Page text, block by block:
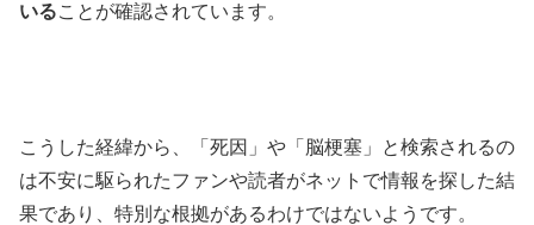
いることが確認されています。
こうした経緯から、「死因」や「脳梗塞」と検索されるの
は不安に駆られたファンや読者がネットで情報を探した結
果であり、特別な根拠があるわけではないようです。